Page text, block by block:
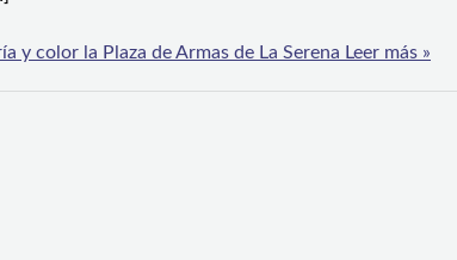
y color la Plaza de Armas de La Serena Leer más »